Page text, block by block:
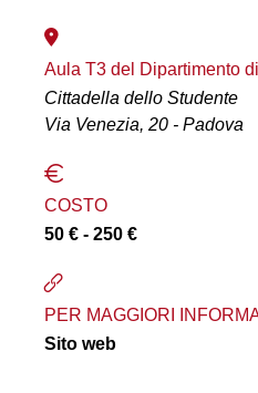
Aula T3 del Dipartimento
Cittadella dello Studente
Via Venezia, 20 - Padova
COSTO
50 € - 250 €
PER MAGGIORI
Sito web